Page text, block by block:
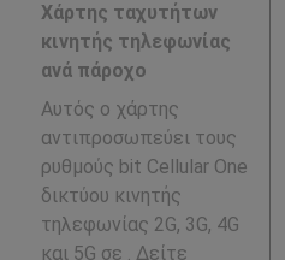
Χάρτης ταχυτήτων
κινητής τηλεφωνίας
ανά πάροχο
Αυτός ο χάρτης
αντιπροσωπεύει τους
ρυθμούς bit Cellular One
δικτύου κινητής
τηλεφωνίας 2G, 3G, 4G
και 5G σε . Δείτε